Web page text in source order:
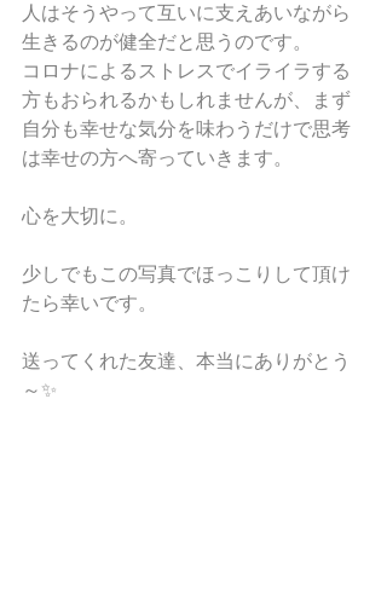
人はそうやって互いに支えあいながら
生きるのが健全だと思うのです。
コロナによるストレスでイライラする
方もおられるかもしれませんが、まず
自分も幸せな気分を味わうだけで思考
は幸せの方へ寄っていきます。
心を大切に。
少しでもこの写真でほっこりして頂け
たら幸いです。
送ってくれた友達、本当にありがとう
～✨